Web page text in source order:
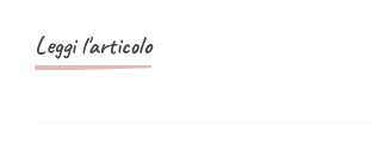
Leggi l'articolo